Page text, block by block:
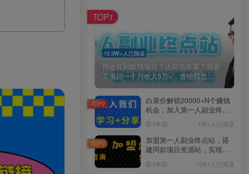
12.3W+人已阅读
你还在到处找项目？还在当韭菜？我靠
卖项目一个月收入5万+，曾经我也...
TOP1
白菜价解锁20000+N个赚钱
机会，加入第一人副业终点
习。3年前 1W+人已阅读
TOP2
加盟第一人副业终点站，搭
建同款项目资源站，实现日
3年前 7081人已阅读
TOP3